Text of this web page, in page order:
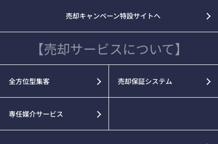
売却キャンペーン特設サイトへ
【売却サービスについて】
全方位型集客 売却保証システム
専任媒介サービス